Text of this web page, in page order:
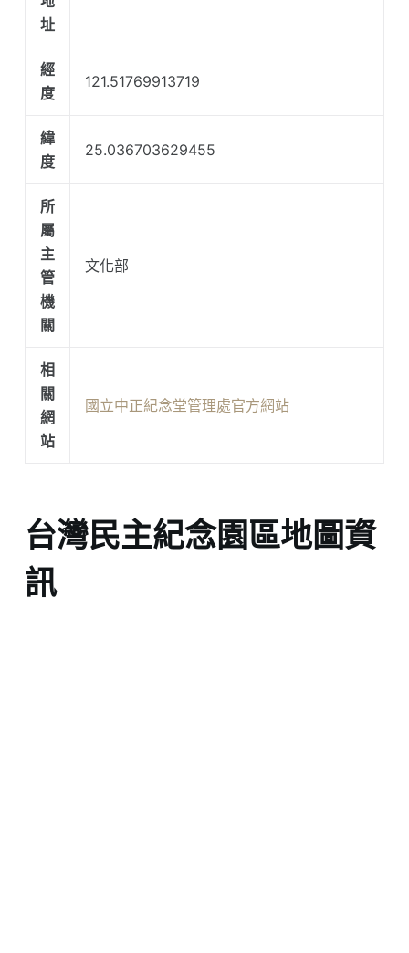
址
經
度
121.51769913719
緯
度
25.036703629455
所
屬
主
管
機
關
文化部
相
關
網
站
國立中正紀念堂管理處官方網站
台灣民主紀念園區地圖資
訊